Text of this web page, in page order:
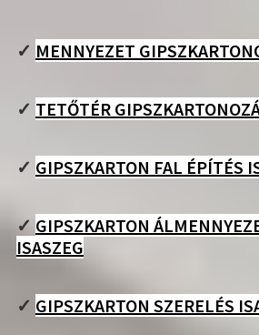
✓ MENNYEZET
✓ TETŐTÉR
✓ GIPSZKARTON FAL ÉPÍTÉS
✓ GIPSZKARTON
ISASZEG
✓ GIPSZKARTON SZERELÉS